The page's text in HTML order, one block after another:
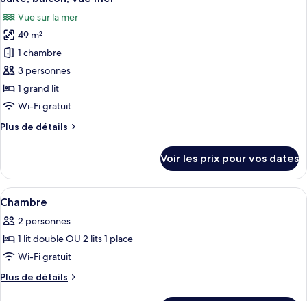
Suite
Junior,
vue
parc
toutes
les
photos
pour
ce
type
de
chambre :
Suite,
mer
Vue sur la mer
49 m²
1 chambre
3 personnes
1 grand lit
Wi-Fi gratuit
Plus de détails
Plus
le
type
de
Suite,
balcon,
mer
Voir les prix pour vos dates
Afficher
toutes
les
photos
pour
ce
Couette en duvet d'oie, minibar,
2
Chambre
2 personnes
1 lit double OU 2 lits 1 place
Wi-Fi gratuit
Plus de détails
Plus